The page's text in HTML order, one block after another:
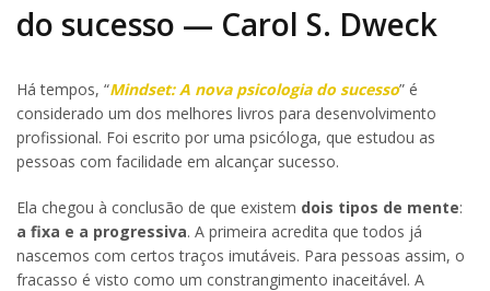
do sucesso — Carol S. Dweck
Há tempos, “Mindset: A nova psicologia do sucesso” é
considerado um dos melhores livros para desenvolvimento
profissional. Foi escrito por uma psicóloga, que estudou as
pessoas com facilidade em alcançar sucesso.
Ela chegou à conclusão de que existem dois tipos de mente:
a fixa e a progressiva. A primeira acredita que todos já
nascemos com certos traços imutáveis. Para pessoas assim, o
fracasso é visto como um constrangimento inaceitável. A